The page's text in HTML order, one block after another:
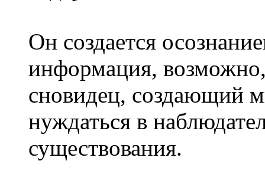
Он создается
информация,
сновидец, создающий
нуждаться в
существования.